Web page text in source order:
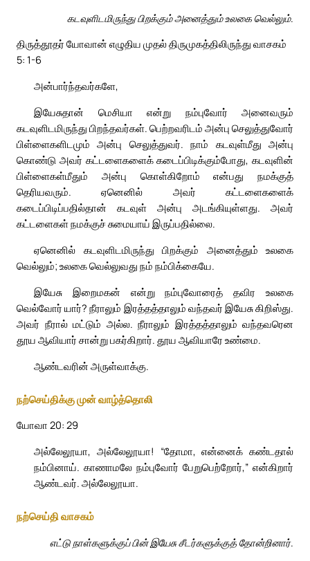
கடவுளிடமிருந்து பிறக்கும் அனைத்தும் உலகை வெல்லும்.
திருத்தூதர் யோவான் எழுதிய முதல் திருமுகத்திலிருந்து வாசகம்
5: 1-6
அன்பார்ந்தவர்களே,
இயேசுதான் மெசியா என்று நம்புவோர் அனைவரும்
கடவுளிடமிருந்து பிறந்தவர்கள். பெற்றவரிடம் அன்பு செலுத்துவோர்
பிள்ளைகளிடமும் அன்பு செலுத்துவர். நாம் கடவுள்மீது அன்பு
கொண்டு அவர் கட்டளைகளைக் கடைப்பிடிக்கும்போது, கடவுளின்
பிள்ளைகள்மீதும் அன்பு கொள்கிறோம் என்பது நமக்குத்
தெரியவரும். ஏனெனில் அவர் கட்டளைகளைக்
கடைப்பிடிப்பதில்தான் கடவுள் அன்பு அடங்கியுள்ளது. அவர்
கட்டளைகள் நமக்குச் சுமையாய் இருப்பதில்லை.
ஏனெனில் கடவுளிடமிருந்து பிறக்கும் அனைத்தும் உலகை
வெல்லும்; உலகை வெல்லுவது நம் நம்பிக்கையே.
இயேசு இறைமகன் என்று நம்புவோரைத் தவிர உலகை
வெல்வோர் யார்? நீராலும் இரத்தத்தாலும் வந்தவர் இயேசு கிறிஸ்து.
அவர் நீரால் மட்டும் அல்ல. நீராலும் இரத்தத்தாலும் வந்தவரென
தூய ஆவியார் சான்று பகர்கிறார். தூய ஆவியாரே உண்மை.
ஆண்டவரின் அருள்வாக்கு.
நற்செய்திக்கு முன் வாழ்த்தொலி
யோவா 20: 29
அல்லேலூயா, அல்லேலூயா! “தோமா, என்னைக் கண்டதால்
நம்பினாய். காணாமலே நம்புவோர் பேறுபெற்றோர்,” என்கிறார்
ஆண்டவர். அல்லேலூயா.
நற்செய்தி வாசகம்
எட்டு நாள்களுக்குப் பின் இயேசு சீடர்களுக்குத் தோன்றினார்.